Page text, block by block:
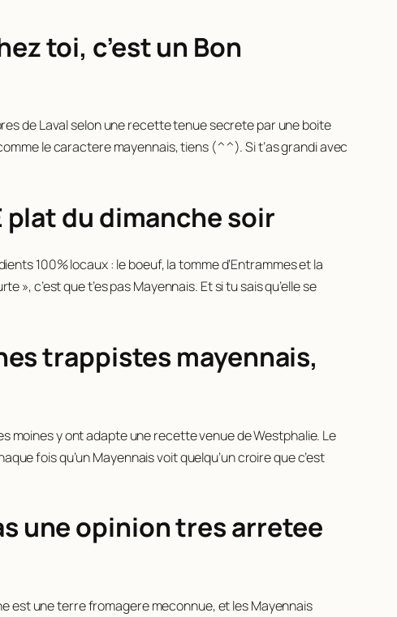
toi, c’est un Bon
de Laval selon une recette tenue secrete par une boite
le caractere mayennais, tiens (^^). Si t’as grandi avec
plat du dimanche soir
100% locaux : le boeuf, la tomme d’Entrammes et la
c’est que t’es pas Mayennais. Et si tu sais qu’elle se
trappistes mayennais,
moines y ont adapte une recette venue de Westphalie. Le
fois qu’un Mayennais voit quelqu’un croire que c’est
une opinion tres arretee
est une terre fromagere meconnue, et les Mayennais